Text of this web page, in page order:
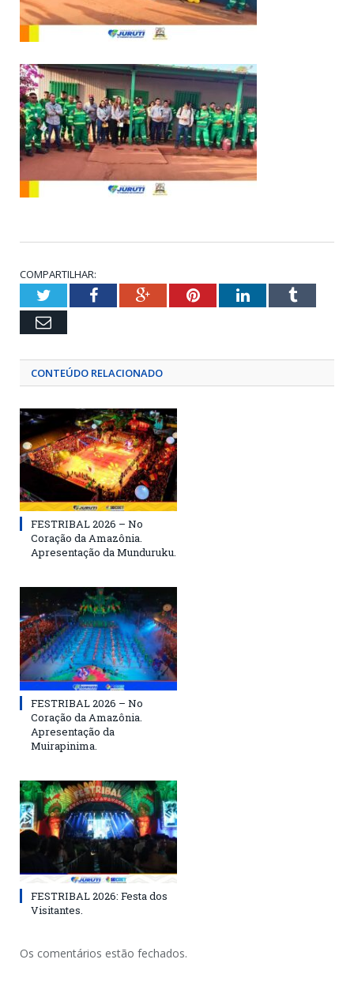
COMPARTILHAR:
TwitterFacebookGoogle+PinterestLinkedInTumblr
Email
CONTEÚDO RELACIONADO
FESTRIBAL 2026 – No
Coração da Amazônia.
Apresentação da Munduruku.
FESTRIBAL 2026 – No
Coração da Amazônia.
Apresentação da
Muirapinima.
FESTRIBAL 2026: Festa dos
Visitantes.
Os comentários estão fechados.